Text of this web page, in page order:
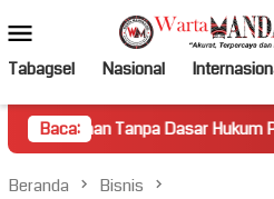
ke
kontenMobile
Tabagsel Nasional
Baca:
Dasar Hukum Picu Keresahan
Beranda Bisnis